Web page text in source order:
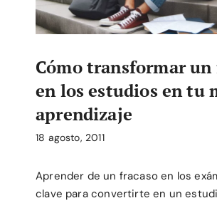
Cómo transformar un
en los estudios en tu
aprendizaje
18 agosto, 2011
Aprender de un fracaso en los
clave para convertirte en un